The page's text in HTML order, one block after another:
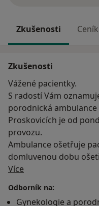
Zkušenosti Ceník
Zkušenosti
Vážené pacientky.
S radostí Vám
porodnická ambulance
Proskovicích je od
provozu.
Ambulance ošetřuje
domluvenou dobu
akutním problémem,
ambulance telefonicky
a domluvily si přesnou
Více
Odborník na:
Gynekologie a